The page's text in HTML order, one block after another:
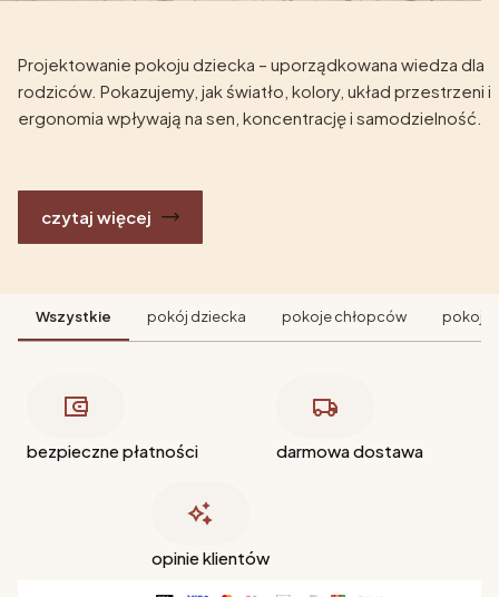
Projektowanie pokoju dziecka – uporządkowana wiedza dla
rodziców. Pokazujemy, jak światło, kolory, układ przestrzeni i
ergonomia wpływają na sen, koncentrację i samodzielność.
czytaj więcej
Wszystkie pokój dziecka pokoje chłopców pokoje
bezpieczne płatności darmowa dostawa
opinie klientów